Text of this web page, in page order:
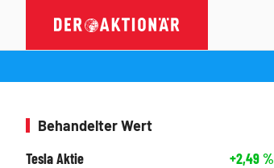
Behandelter Wert
Tesla Aktie
+2,49%